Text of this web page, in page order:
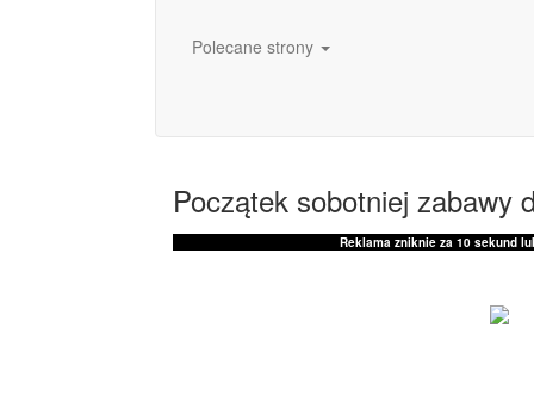
Polecane strony
Początek sobotniej zabawy
Reklama zniknie za 10 sekund